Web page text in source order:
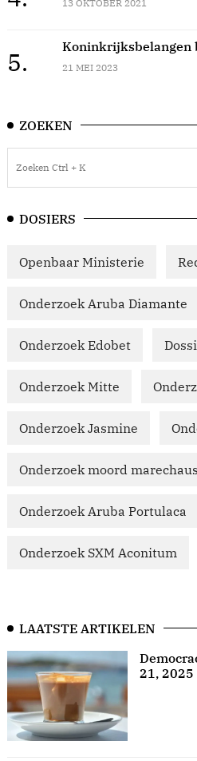
13 OKTOBER 2021
5.
Koninkrijksbelangen
21 MEI 2023
ZOEKEN
DOSIERS
Openbaar Ministerie
Onderzoek Aruba Diamante
Onderzoek Edobet
Onderzoek Mitte
Onderzoek Jasmine
Onderzoek moord
Onderzoek Aruba Portulaca
Onderzoek SXM Aconitum
LAATSTE ARTIKELEN
21, 2025